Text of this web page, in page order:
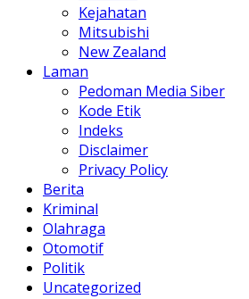
Kejahatan
Mitsubishi
New Zealand
Laman
Pedoman Media Siber
Kode Etik
Indeks
Disclaimer
Privacy Policy
Berita
Kriminal
Olahraga
Otomotif
Politik
Uncategorized